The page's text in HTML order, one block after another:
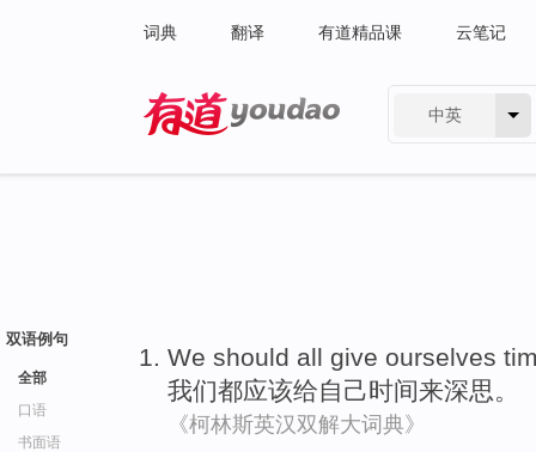
词典 翻译 有道精品课 云笔记
中英
双语例句
全部
口语
书面语
We should all give ourselves
我们都应该给自己时间来深思。
《柯林斯英汉双解大词典》